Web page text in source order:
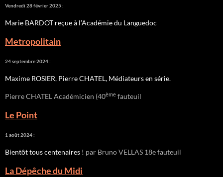
Vendredi 28 février 2025 :
Marie BARDOT reçue à l’Académie du Languedoc
Metropolitain
24 septembre 2024 :
Maxime ROSIER, Pierre CHATEL, Médiateurs en série.
Pierre CHATEL Académicien (40ème fauteuil
Le Point
1 août 2024 :
Bientôt tous centenaires ! par Bruno VELLAS 18e fauteuil
La Dépêche du Midi